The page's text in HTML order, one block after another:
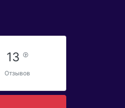
13
Отзывов